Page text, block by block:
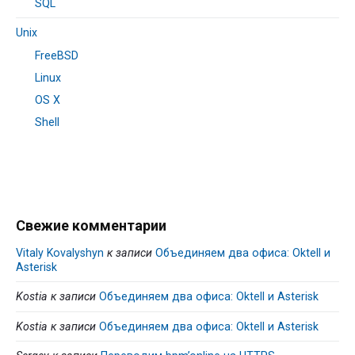
SQL
Unix
FreeBSD
Linux
OS X
Shell
Свежие комментарии
Vitaly Kovalyshyn к записи Объединяем два офиса: Oktell и
Asterisk
Kostia к записи Объединяем два офиса: Oktell и Asterisk
Kostia к записи Объединяем два офиса: Oktell и Asterisk